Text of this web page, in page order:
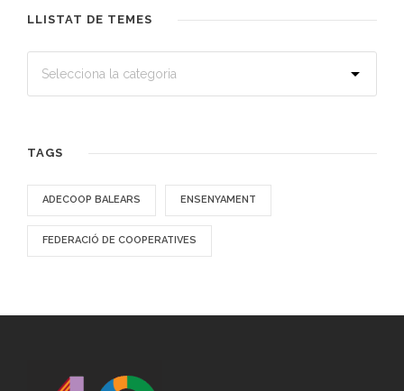
LLISTAT DE TEMES
TAGS
ADECOOP BALEARS ENSENYAMENT
FEDERACIÓ DE COOPERATIVES